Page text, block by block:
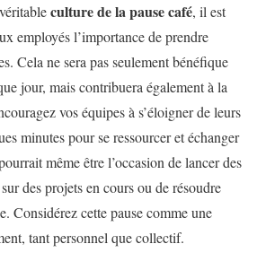
culture de la pause café, il est
employés l’importance de prendre
Cela ne sera pas seulement bénéfique
jour, mais contribuera également à la
vos équipes à s’éloigner de leurs
minutes pour se ressourcer et échanger
même être l’occasion de lancer des
des projets en cours ou de résoudre
Considérez cette pause comme une
tant personnel que collectif.